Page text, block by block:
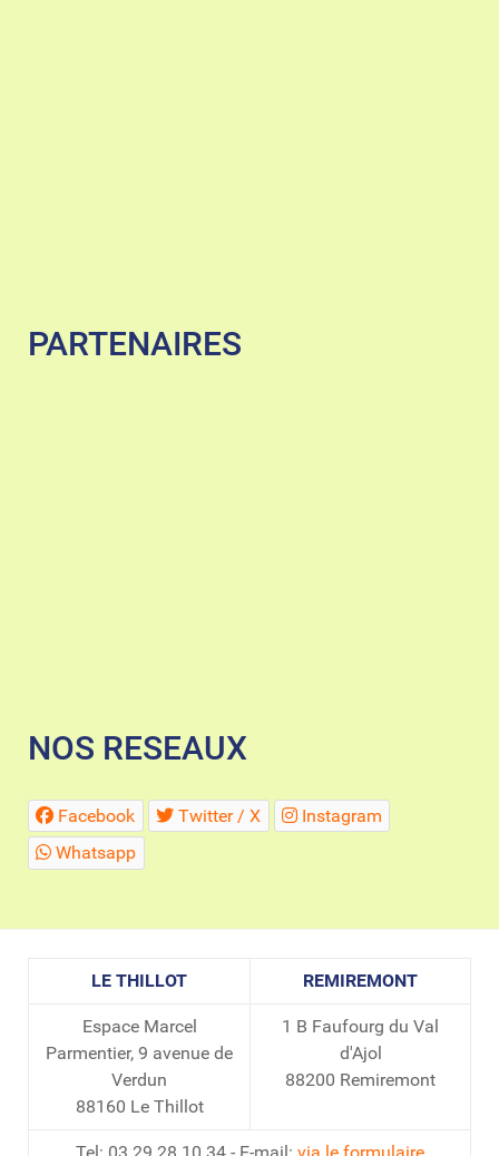
PARTENAIRES
NOS RESEAUX
Facebook Twitter / X
Instagram
Whatsapp
LE THILLOT REMIREMONT
Espace Marcel
Parmentier, 9 avenue de
Verdun
88160 Le Thillot
1 B Faufourg du Val
d'Ajol
88200 Remiremont
Tel: 03.29.28.10.34 - E-mail: via le formulaire